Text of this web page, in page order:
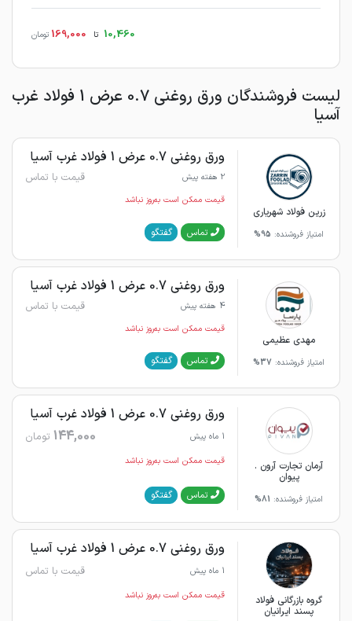
10,460 تا 169,000 تومان
لیست فروشندگان ورق روغنی 0.7 عرض 1 فولاد غرب
آسیا
زرین فولاد شهریاری
امتیاز فروشنده: 95%
ورق روغنی 0.7 عرض 1 فولاد غرب آسیا
2 هفته پیش قیمت با تماس
قیمت ممکن است به‌روز نباشد
تماس گفتگو
مهدی عظیمی
امتیاز فروشنده: 37%
ورق روغنی 0.7 عرض 1 فولاد غرب آسیا
4 هفته پیش قیمت با تماس
قیمت ممکن است به‌روز نباشد
تماس گفتگو
آرمان تجارت آرون .
پیوان
امتیاز فروشنده: 81%
ورق روغنی 0.7 عرض 1 فولاد غرب آسیا
1 ماه پیش 144,000 تومان
قیمت ممکن است به‌روز نباشد
تماس گفتگو
گروه بازرگانی فولاد
پسند ایرانیان
ورق روغنی 0.7 عرض 1 فولاد غرب آسیا
1 ماه پیش قیمت با تماس
قیمت ممکن است به‌روز نباشد